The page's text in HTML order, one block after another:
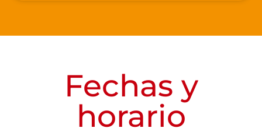
Fechas y
horario